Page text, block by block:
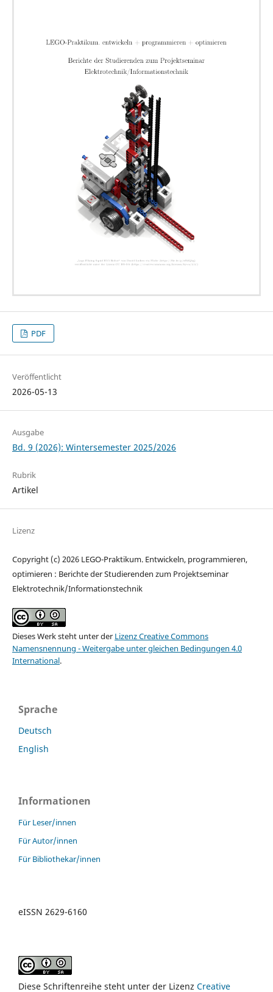
PDF
Veröffentlicht
2026-05-13
Ausgabe
Bd. 9 (2026): Wintersemester 2025/2026
Rubrik
Artikel
Lizenz
Copyright (c) 2026 LEGO-Praktikum. Entwickeln, programmieren,
optimieren : Berichte der Studierenden zum Projektseminar
Elektrotechnik/Informationstechnik
Dieses Werk steht unter der Lizenz Creative Commons
Namensnennung - Weitergabe unter gleichen Bedingungen 4.0
International.
Sprache
Deutsch
English
Informationen
Für Leser/innen
Für Autor/innen
Für Bibliothekar/innen
eISSN 2629-6160
Diese Schriftenreihe steht unter der Lizenz Creative